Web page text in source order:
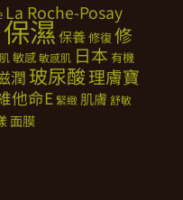
La Roche-Posay
保濕保養修復修
敏感敏感肌 日本 有機
潤 玻尿酸理膚寶
他命E 緊緻 肌膚 舒敏
面膜